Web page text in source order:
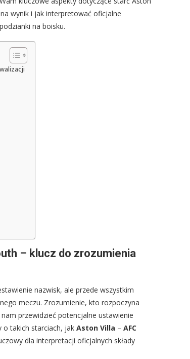
wynik i jak interpretować oficjalne
na boisku.
– klucz do zrozumienia
nazwisk, ale przede wszystkim
meczu. Zrozumienie, kto rozpoczyna
przewidzieć potencjalne ustawienie
o takich starciach, jak Aston Villa – AFC
dla interpretacji oficjalnych składy